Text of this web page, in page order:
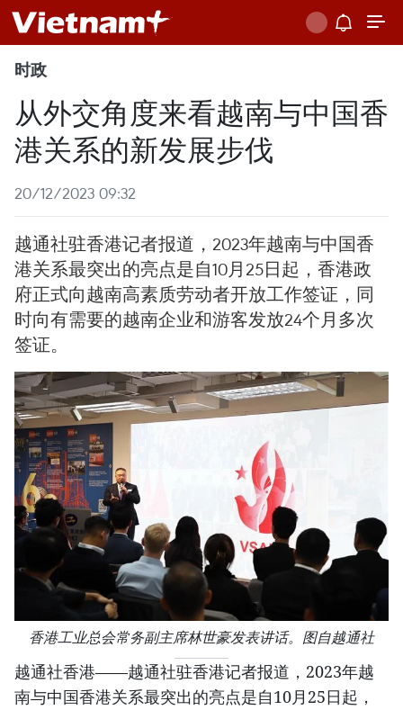
时政
从外交角度来看越南与中国香
港关系的新发展步伐
20/12/2023 09:32
越通社驻香港记者报道，2023年越南与中国香
港关系最突出的亮点是自10月25日起，香港政
府正式向越南高素质劳动者开放工作签证，同
时向有需要的越南企业和游客发放24个月多次
签证。
香港工业总会常务副主席林世豪发表讲话。图自越通社
越通社香港——越通社驻香港记者报道，2023年越
南与中国香港关系最突出的亮点是自10月25日起，